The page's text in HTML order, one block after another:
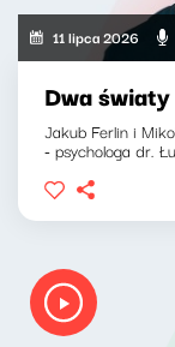
11 lipca 2026
Dwa
Jakub Ferlin i
- psychologa dr.